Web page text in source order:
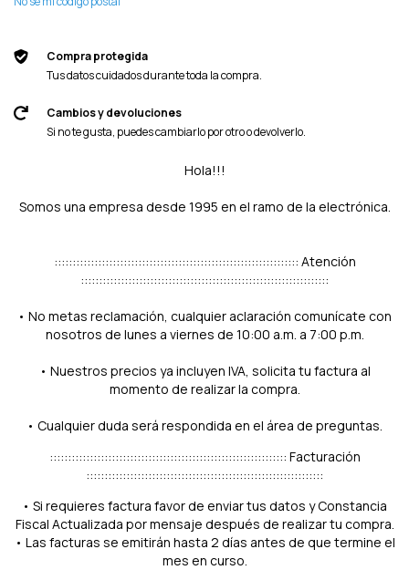
Compra protegida
Tus datos cuidados durante toda la compra.
Cambios y devoluciones
Si no te gusta, puedes cambiarlo por otro o devolverlo.
Hola!!!
Somos una empresa desde 1995 en el ramo de la electrónica.
::::::::::::::::::::::::::::::::::::::::::::::::::::::::::::::::::: Atención
::::::::::::::::::::::::::::::::::::::::::::::::::::::::::::::::::::
• No metas reclamación, cualquier aclaración comunícate con
nosotros de lunes a viernes de 10:00 a.m. a 7:00 p.m.
• Nuestros precios ya incluyen IVA, solicita tu factura al
momento de realizar la compra.
• Cualquier duda será respondida en el área de preguntas.
::::::::::::::::::::::::::::::::::::::::::::::::::::::::::::::::: Facturación
:::::::::::::::::::::::::::::::::::::::::::::::::::::::::::::::::
• Si requieres factura favor de enviar tus datos y Constancia
Fiscal Actualizada por mensaje después de realizar tu compra.
• Las facturas se emitirán hasta 2 días antes de que termine el
mes en curso.